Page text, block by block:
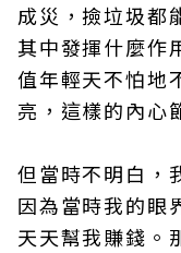
成災，撿垃圾都
其中發揮什麼作
值年輕天不怕地
亮，這樣的內心
但當時不明白，
因為當時我的眼
天天幫我賺錢。